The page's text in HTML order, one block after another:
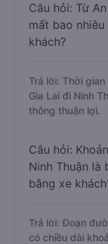
Câu hỏi: Từ
mất bao
khách?
Trả lời: Thời
Gia Lai đi Ninh
thông thuận lợi.
Câu hỏi:
Ninh Thuận là
bằng xe
Trả lời: Đoạn
có chiều dài